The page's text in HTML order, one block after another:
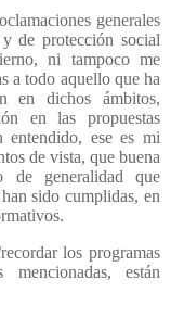
generales
de protección social
ni tampoco me
a todo aquello que ha
en dichos ámbitos,
en las propuestas
entendido, ese es mi
de vista, que buena
de generalidad que
sido cumplidas, en
los programas
están